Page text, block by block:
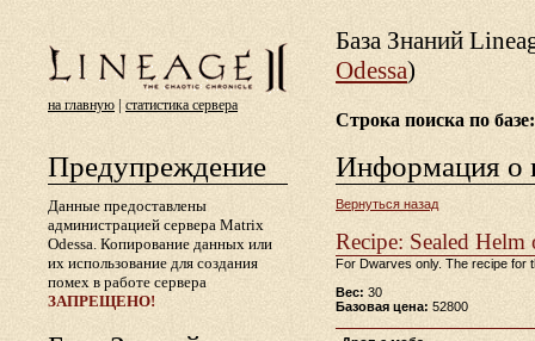
на главную | статистика сервера
База Знаний
Odessa)
Строка поиска по базе:
Предупреждение
Данные предоставлены
администрацией сервера Matrix
Odessa. Копирование данных или
их использование для создания
помех в работе сервера
ЗАПРЕЩЕНО!
Информация о
Вернуться назад
Recipe: Sealed
For Dwarves only. The recipe for
Вес: 30
Базовая цена: 52800